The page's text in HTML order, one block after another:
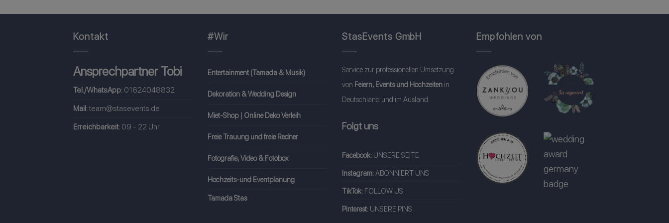
Kontakt
Ansprechpartner Tobi
Tel./WhatsApp: 01624048832
Mail:team@stasevents.de
Erreichbarkeit: 09 - 22 Uhr
#Wir
Entertainment (Tamada & Musik)
Dekoration & Wedding Design
Miet-Shop | Online Deko Verleih
Freie Trauung und freie Redner
Fotografie, Video & Fotobox
Hochzeits-und Eventplanung
Tamada Stas
StasEvents GmbH
Service zur professionellen Umsetzung
von Feiern, Events und Hochzeiten in
Deutschland und im Ausland.
Folgt uns
Facebook: UNSERE SEITE
Instagram:ABONNIERT UNS
TikTok: FOLLOW US
Pinterest: UNSERE PINS
Empfohlen von